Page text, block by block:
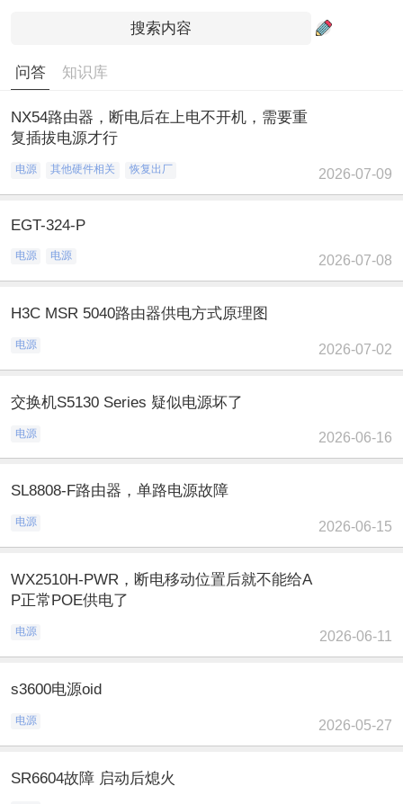
问答 知识库
NX54路由器，断电后在上电不开机，需要重
复插拔电源才行
电源 其他硬件相关 恢复出厂 2026-07-09
EGT-324-P
电源 电源 2026-07-08
H3C MSR 5040路由器供电方式原理图
电源 2026-07-02
交换机S5130 Series 疑似电源坏了
电源 2026-06-16
SL8808-F路由器，单路电源故障
电源 2026-06-15
WX2510H-PWR，断电移动位置后就不能给A
P正常POE供电了
电源 2026-06-11
s3600电源oid
电源 2026-05-27
SR6604故障 启动后熄火